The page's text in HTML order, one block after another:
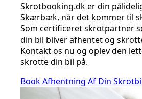
Skrotbooking.dk er din
Skærbæk, når det kommer til
Som certificeret skrotpartner
din bil bliver afhentet og
Kontakt os nu og oplev den
skrotte din bil på.
Book Afhentning Af Din